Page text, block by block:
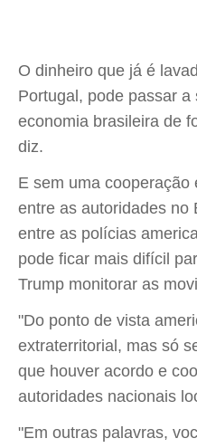
O dinheiro que já é
Portugal, pode passar
economia brasileira de
diz.
E sem uma
entre as autoridades no
entre as polícias
pode ficar mais difícil
Trump monitorar as
"Do ponto de vista
extraterritorial, mas só
que houver acordo e
autoridades nacionais
"Em outras palavras,